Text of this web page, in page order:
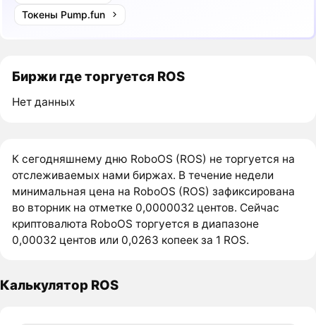
Токены Pump.fun
Биржи где торгуется ROS
Нет данных
К сегодняшнему дню RoboOS (ROS) не торгуется на
отслеживаемых нами биржах. В течение недели
минимальная цена на RoboOS (ROS) зафиксирована
во вторник на отметке 0,0000032 центов. Сейчас
криптовалюта RoboOS торгуется в диапазоне
0,00032 центов или 0,0263 копеек за 1 ROS.
Калькулятор ROS